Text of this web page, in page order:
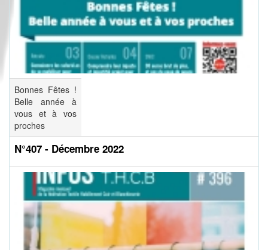
Bonnes Fêtes !
Belle année à
vous et à vos
proches
N°407 - Décembre 2022